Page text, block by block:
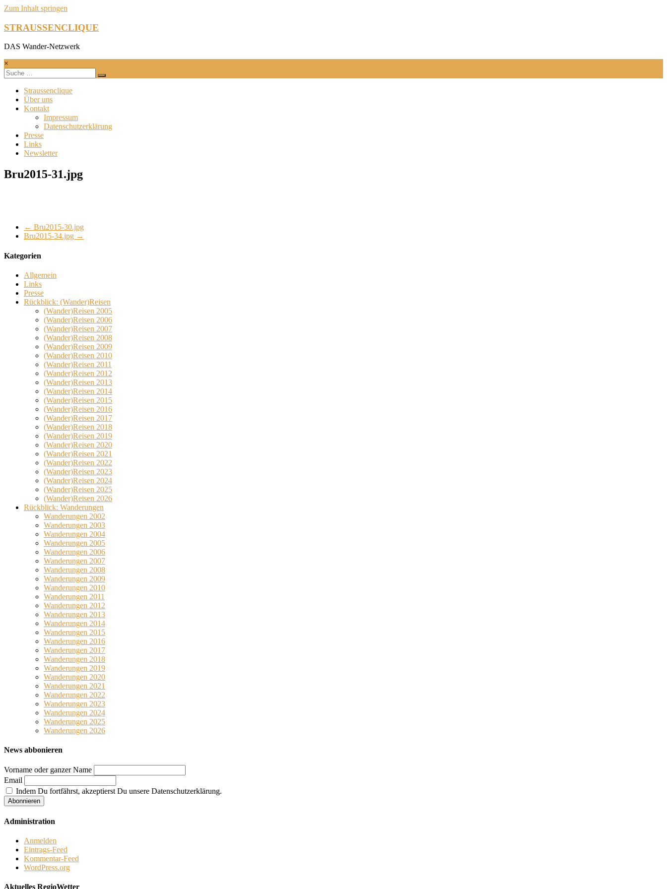
Zum Inhalt springen
STRAUSSENCLIQUE
DAS Wander-Netzwerk
×
Straussenclique
Über uns
Kontakt
Impressum
Datenschutzerklärung
Presse
Links
Newsletter
Bru2015-31.jpg
← Bru2015-30.jpg
Bru2015-34.jpg →
Kategorien
Allgemein
Links
Presse
Rückblick: (Wander)Reisen
(Wander)Reisen 2005
(Wander)Reisen 2006
(Wander)Reisen 2007
(Wander)Reisen 2008
(Wander)Reisen 2009
(Wander)Reisen 2010
(Wander)Reisen 2011
(Wander)Reisen 2012
(Wander)Reisen 2013
(Wander)Reisen 2014
(Wander)Reisen 2015
(Wander)Reisen 2016
(Wander)Reisen 2017
(Wander)Reisen 2018
(Wander)Reisen 2019
(Wander)Reisen 2020
(Wander)Reisen 2021
(Wander)Reisen 2022
(Wander)Reisen 2023
(Wander)Reisen 2024
(Wander)Reisen 2025
(Wander)Reisen 2026
Rückblick: Wanderungen
Wanderungen 2002
Wanderungen 2003
Wanderungen 2004
Wanderungen 2005
Wanderungen 2006
Wanderungen 2007
Wanderungen 2008
Wanderungen 2009
Wanderungen 2010
Wanderungen 2011
Wanderungen 2012
Wanderungen 2013
Wanderungen 2014
Wanderungen 2015
Wanderungen 2016
Wanderungen 2017
Wanderungen 2018
Wanderungen 2019
Wanderungen 2020
Wanderungen 2021
Wanderungen 2022
Wanderungen 2023
Wanderungen 2024
Wanderungen 2025
Wanderungen 2026
News abbonieren
Vorname oder ganzer Name
Email
Indem Du fortfährst, akzeptierst Du unsere Datenschutzerklärung.
Administration
Anmelden
Eintrags-Feed
Kommentar-Feed
WordPress.org
Aktuelles RegioWetter